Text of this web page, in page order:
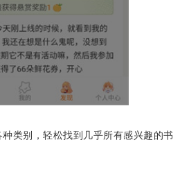
类别，轻松找到几乎所有感兴趣的书